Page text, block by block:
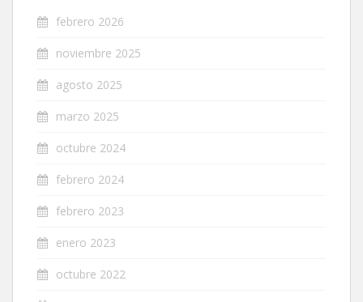
febrero 2026
noviembre 2025
agosto 2025
marzo 2025
octubre 2024
febrero 2024
febrero 2023
enero 2023
octubre 2022